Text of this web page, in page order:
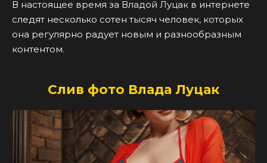
В настоящее время за Владой Луцак в интернете
следят несколько сотен тысяч человек, которых
она регулярно радует новым и разнообразным
контентом.
Слив фото Влада Луцак